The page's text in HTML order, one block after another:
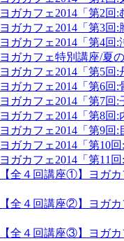
ヨガカフェ2014「第2回
ヨガカフェ2014「第3回
ヨガカフェ2014「第4回
ヨガカフェ特別講座/夏
ヨガカフェ2014「第5回
ヨガカフェ2014「第6回:
ヨガカフェ2014「第7回
ヨガカフェ2014「第8回
ヨガカフェ2014「第9回:
ヨガカフェ2014「第10
ヨガカフェ2014「第11
【全４回講座①】ヨガ
【全４回講座②】ヨガ
【全４回講座③】ヨガ